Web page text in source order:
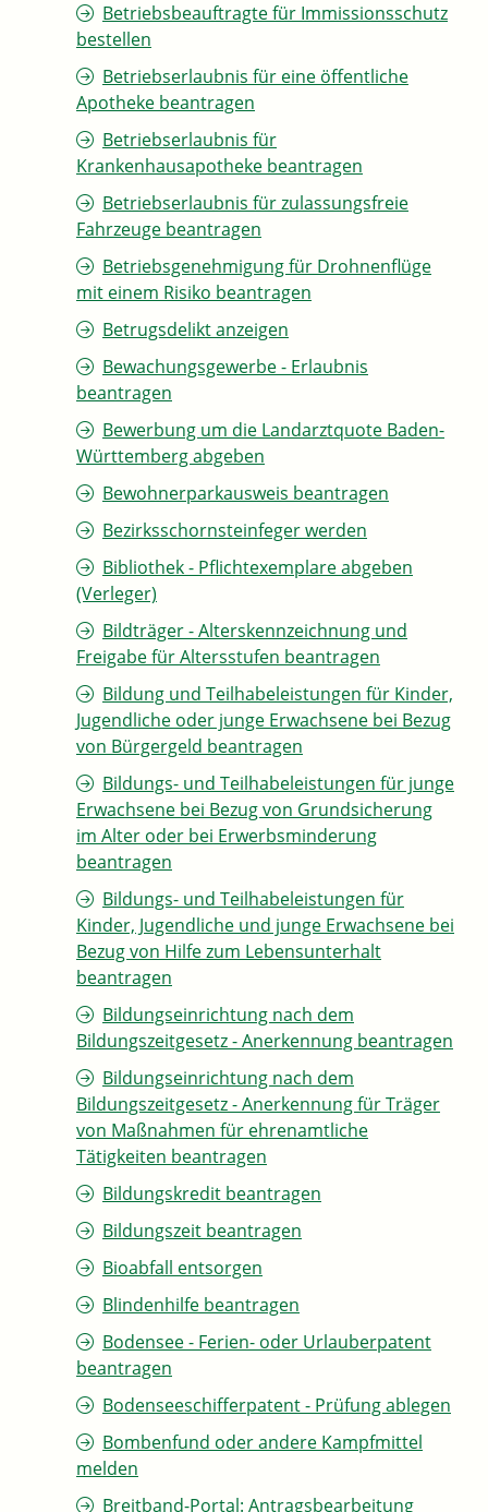
Betriebsbeauftragte für Immissionsschutz
bestellen
Betriebserlaubnis für eine öffentliche
Apotheke beantragen
Betriebserlaubnis für
Krankenhausapotheke beantragen
Betriebserlaubnis für zulassungsfreie
Fahrzeuge beantragen
Betriebsgenehmigung für Drohnenflüge
mit einem Risiko beantragen
Betrugsdelikt anzeigen
Bewachungsgewerbe - Erlaubnis
beantragen
Bewerbung um die Landarztquote Baden-
Württemberg abgeben
Bewohnerparkausweis beantragen
Bezirksschornsteinfeger werden
Bibliothek - Pflichtexemplare abgeben
(Verleger)
Bildträger - Alterskennzeichnung und
Freigabe für Altersstufen beantragen
Bildung und Teilhabeleistungen für Kinder,
Jugendliche oder junge Erwachsene bei Bezug
von Bürgergeld beantragen
Bildungs- und Teilhabeleistungen für junge
Erwachsene bei Bezug von Grundsicherung
im Alter oder bei Erwerbsminderung
beantragen
Bildungs- und Teilhabeleistungen für
Kinder, Jugendliche und junge Erwachsene bei
Bezug von Hilfe zum Lebensunterhalt
beantragen
Bildungseinrichtung nach dem
Bildungszeitgesetz - Anerkennung beantragen
Bildungseinrichtung nach dem
Bildungszeitgesetz - Anerkennung für Träger
von Maßnahmen für ehrenamtliche
Tätigkeiten beantragen
Bildungskredit beantragen
Bildungszeit beantragen
Bioabfall entsorgen
Blindenhilfe beantragen
Bodensee - Ferien- oder Urlauberpatent
beantragen
Bodenseeschifferpatent - Prüfung ablegen
Bombenfund oder andere Kampfmittel
melden
Breitband-Portal: Antragsbearbeitung